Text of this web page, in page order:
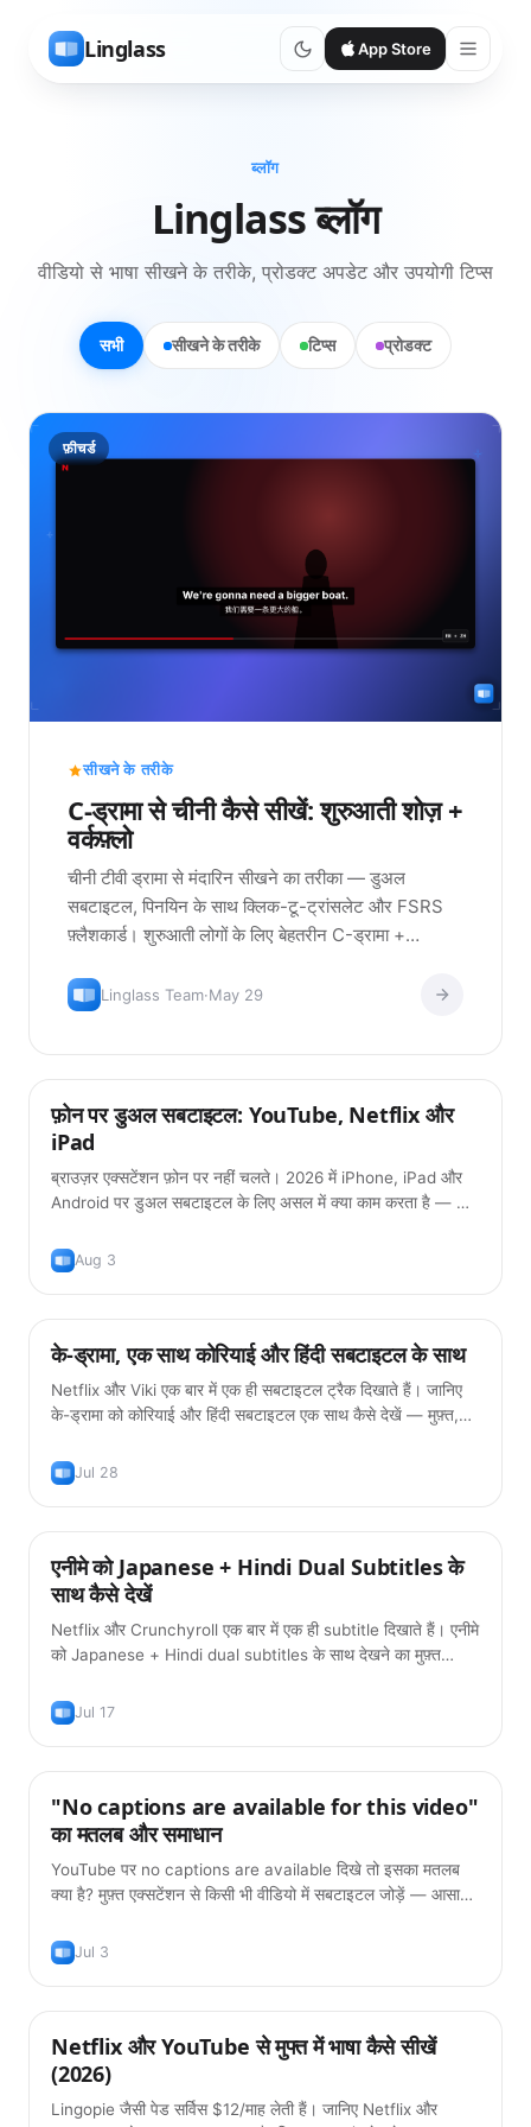
Linglass App Store
ब्लॉग
Linglass ब्लॉग
वीडियो से भाषा सीखने के तरीके, प्रोडक्ट अपडेट और उपयोगी टिप्स
सभी सीखने के तरीके टिप्स प्रोडक्ट
फ़ीचर्ड
सीखने के तरीके
C-ड्रामा से चीनी कैसे सीखें: शुरुआती शोज़ +
वर्कफ़्लो
चीनी टीवी ड्रामा से मंदारिन सीखने का तरीका — डुअल
सबटाइटल, पिनयिन के साथ क्लिक-टू-ट्रांसलेट और FSRS
फ़्लैशकार्ड। शुरुआती लोगों के लिए बेहतरीन C-ड्रामा +
Linglass Team·May 29
टिप्स
फ़ोन पर डुअल सबटाइटल: YouTube, Netflix और
iPad
ब्राउज़र एक्सटेंशन फ़ोन पर नहीं चलते। 2026 में iPhone, iPad और
Android पर डुअल सबटाइटल के लिए असल में क्या काम करता है — और
Aug 3
टिप्स
के-ड्रामा, एक साथ कोरियाई और हिंदी सबटाइटल के साथ
Netflix और Viki एक बार में एक ही सबटाइटल ट्रैक दिखाते हैं। जानिए
के-ड्रामा को कोरियाई और हिंदी सबटाइटल एक साथ कैसे देखें — मुफ़्त,
Jul 28
टिप्स
एनीमे को Japanese + Hindi Dual Subtitles के
साथ कैसे देखें
Netflix और Crunchyroll एक बार में एक ही subtitle दिखाते हैं। एनीमे
को Japanese + Hindi dual subtitles के साथ देखने का मुफ़्त
Jul 17
टिप्स
"No captions are available for this video"
का मतलब और समाधान
YouTube पर no captions are available दिखे तो इसका मतलब
क्या है? मुफ़्त एक्सटेंशन से किसी भी वीडियो में सबटाइटल जोड़ें — आसान
Jul 3
टिप्स
Netflix और YouTube से मुफ्त में भाषा कैसे सीखें
(2026)
Lingopie जैसी पेड सर्विस $12/माह लेती हैं। जानिए Netflix और